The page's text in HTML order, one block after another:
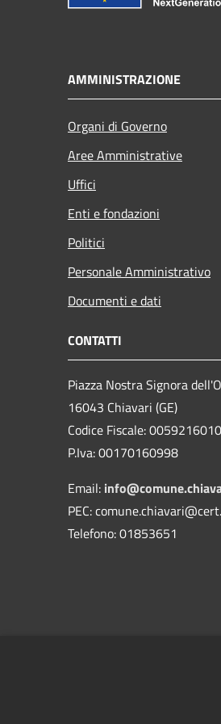
AMMINISTRAZIONE
Organi di Governo
Aree Amministrative
Uffici
Enti e fondazioni
Politici
Personale Amministrativo
Documenti e dati
CONTATTI
Piazza Nostra Signora
16043 Chiavari (GE)
Codice Fiscale:
P.Iva: 00170160998
Email:
PEC:
Telefono: 01853651